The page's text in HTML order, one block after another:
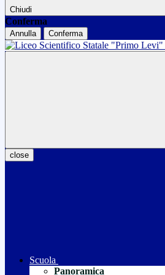
Chiudi
Conferma
Annulla Conferma
close
Scuola
Panoramica